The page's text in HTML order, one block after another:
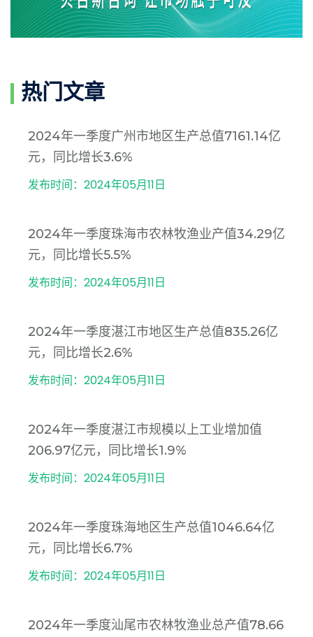
热门文章
2024年一季度广州市地区生产总值7161.14亿
元，同比增长3.6%
发布时间：2024年05月11日
2024年一季度珠海市农林牧渔业产值34.29亿
元，同比增长5.5%
发布时间：2024年05月11日
2024年一季度湛江市地区生产总值835.26亿
元，同比增长2.6%
发布时间：2024年05月11日
2024年一季度湛江市规模以上工业增加值
206.97亿元，同比增长1.9%
发布时间：2024年05月11日
2024年一季度珠海地区生产总值1046.64亿
元，同比增长6.7%
发布时间：2024年05月11日
2024年一季度汕尾市农林牧渔业总产值78.66